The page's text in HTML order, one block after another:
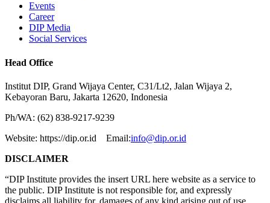
Events
Career
DIP Media
Social Services
Head Office
Institut DIP, Grand Wijaya Center, C31/Lt2, Jalan Wijaya 2,
Kebayoran Baru, Jakarta 12620, Indonesia
Ph/WA: (62) 838-9217-9239
Website: https://dip.or.id Email:info@dip.or.id
DISCLAIMER
“DIP Institute provides the insert URL here website as a service to
the public. DIP Institute is not responsible for, and expressly
disclaims all liability for, damages of any kind arising out of use,